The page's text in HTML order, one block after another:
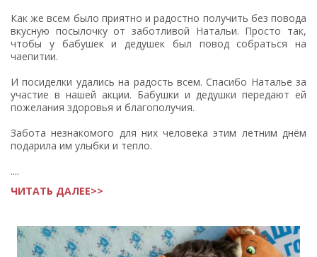
Как же всем было приятно и радостно получить без повода
вкусную посылочку от заботливой Натальи. Просто так,
чтобы у бабушек и дедушек был повод собраться на
чаепитии.
И посиделки удались на радость всем. Спасибо Наталье за
участие в нашей акции. Бабушки и дедушки передают ей
пожелания здоровья и благополучия.
Забота незнакомого для них человека этим летним днём
подарила им улыбки и тепло.
....
ЧИТАТЬ ДАЛЕЕ>>